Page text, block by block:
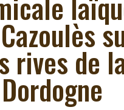
rives de
Dordogne